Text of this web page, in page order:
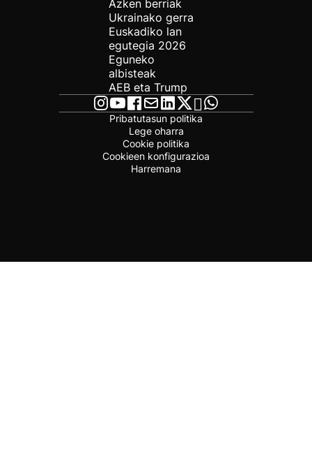
Azken berriak
Ukrainako gerra
Euskadiko lan
egutegia 2026
Eguneko
albisteak
AEB eta Trump
Pribatutasun politika
Lege oharra
Cookie politika
Cookieen konfigurazioa
Harremana